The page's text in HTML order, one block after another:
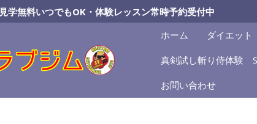
見学無料いつでもOK・体験レッスン常時予約受付中
ホーム
ダイエット
真剣試し斬り侍体験
お問い合わせ